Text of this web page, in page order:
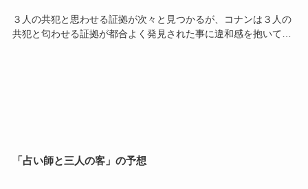
３人の共犯と思わせる証拠が次々と見つかるが、コナンは３人の
共犯と匂わせる証拠が都合よく発見された事に違和感を抱いて…
「占い師と三人の客」の予想